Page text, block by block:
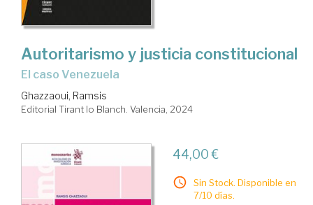
Autoritarismo y justicia constitucional
El caso Venezuela
Ghazzaoui, Ramsis
Editorial Tirant lo Blanch. Valencia, 2024
44,00 €
Sin Stock. Disponible en
7/10 días.